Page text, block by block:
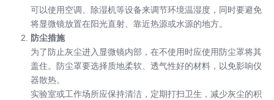
可以使用空调、除湿机等设备来调节环境温湿度，同时要避免
将显微镜放置在阳光直射、靠近热源或水源的地方。
防尘措施
为了防止灰尘进入显微镜内部，在不使用时应使用防尘罩将其
盖住。防尘罩要选择质地柔软、透气性好的材料，以免影响仪
器散热。
实验室或工作场所应保持清洁，定期打扫卫生，减少灰尘的积